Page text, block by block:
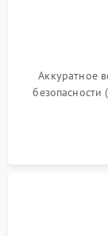
Аккуратное
безопасности
и кистей